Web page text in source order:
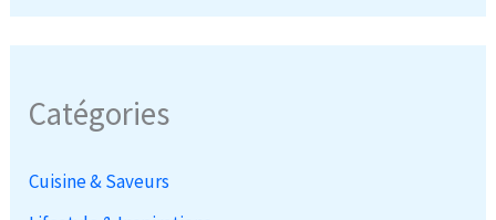
Catégories
Cuisine & Saveurs